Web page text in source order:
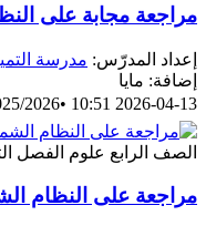
مراجعة مجابة على
إعداد المدرّس: مدرسة
إضافة: مايا
2026-04-13 10:51
•
2026
الصف الرابع علوم الفصل
مراجعة على النظام